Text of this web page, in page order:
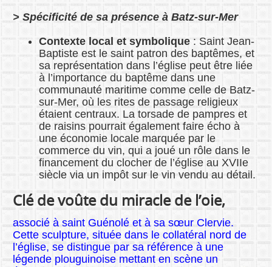
> Spécificité de sa présence à Batz-sur-Mer
Contexte local et symbolique: Saint Jean-
Baptiste est le saint patron des baptêmes, et
sa représentation dans l’église peut être liée
à l’importance du baptême dans une
communauté maritime comme celle de Batz-
sur-Mer, où les rites de passage religieux
étaient centraux. La torsade de pampres et
de raisins pourrait également faire écho à
une économie locale marquée par le
commerce du vin, qui a joué un rôle dans le
financement du clocher de l’église au XVIIe
siècle via un impôt sur le vin vendu au détail.
Clé de voûte du miracle de l’oie,
associé à saint Guénolé et à sa sœur Clervie.
Cette sculpture, située dans le collatéral nord de
l’église, se distingue par sa référence à une
légende plouguinoise mettant en scène un